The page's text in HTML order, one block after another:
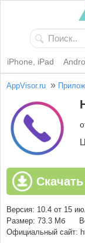
iPhone, iPad
AppVisor.ru »
Версия: 10.4 от 15
Размер: 73.3 Мб
Официальный сайт: